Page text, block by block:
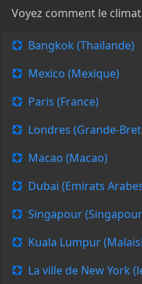
Voyez comment le
Bangkok (Thaïlande)
Mexico (Mexique)
Paris (France)
Londres (Grande-
Macao (Macao)
Dubai (Emirats
Singapour
Kuala Lumpur
La ville de New York